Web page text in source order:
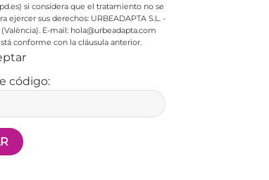
si considera que el tratamiento no se
ejercer sus derechos:URBEADAPTA S.L. -
(València). E-mail: hola@urbeadapta.com
conforme con la cláusula anterior.
código: